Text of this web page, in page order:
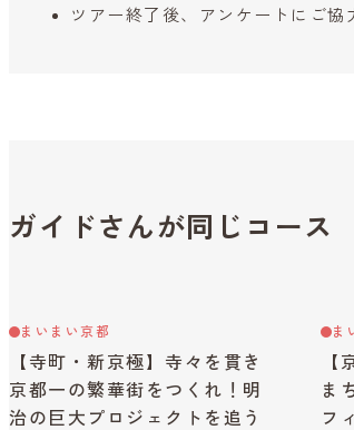
ツアー終了後、アンケートにご協
ガイドさんが同じコース
まいまい京都
【寺町・新京極】寺々を貫き
京都一の繁華街をつくれ！明
治の巨大プロジェクトを追う
ま
【
ま
フ